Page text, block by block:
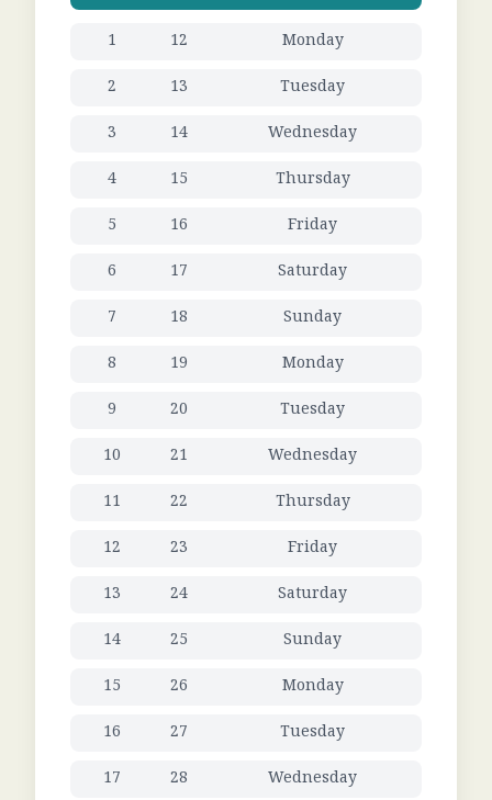
1 12
Monday
2
13
Tuesday
3
14
Wednesday
4
15
Thursday
5
16
Friday
6
17
Saturday
7
18
Sunday
8
19
Monday
9
20
Tuesday
10
21
Wednesday
11
22
Thursday
12
23
Friday
13
24
Saturday
14
25
Sunday
15
26
Monday
16
27
Tuesday
17
28
Wednesday